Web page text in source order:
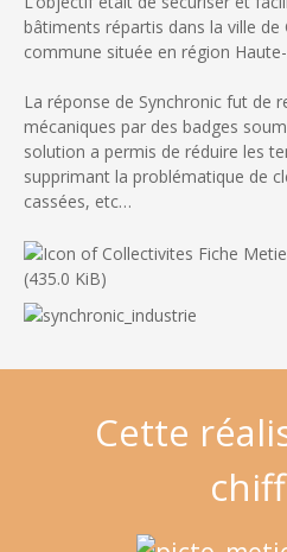
bâtiments répartis dans la ville de
commune située en région
La réponse de Synchronic fut de
mécaniques par des badges
solution a permis de réduire les
supprimant la problématique de
cassées, etc…
(435.0 KiB)
Cette